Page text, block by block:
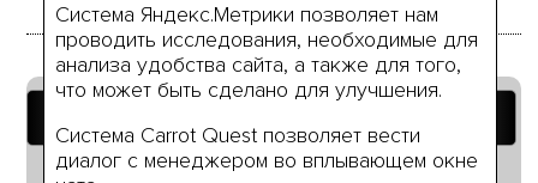
Добавить в корзину
Руководство по размерам
Система Яндекс.Метрики позволяет нам
проводить исследования, необходимые для
анализа удобства сайта, а также для того,
что может быть сделано для улучшения.
Система Carrot Quest позволяет вести
диалог с менеджером во вплывающем окне